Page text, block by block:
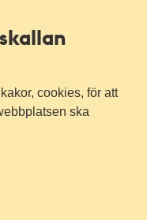
cookies, för att
ska